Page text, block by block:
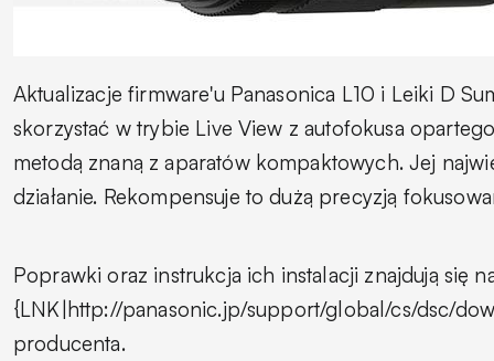
Aktualizacje firmware'u Panasonica L10 i Leiki D
skorzystać w trybie Live View z autofokusa
metodą znaną z aparatów kompaktowych. Jej
działanie. Rekompensuje to dużą precyzją
Poprawki oraz instrukcja ich instalacji znajdują się
{LNK|http://panasonic.jp/support/global/cs/dsc/
producenta.